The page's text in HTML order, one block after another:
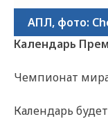
АПЛ, фото:
Календарь
Чемпионат мира
Календарь